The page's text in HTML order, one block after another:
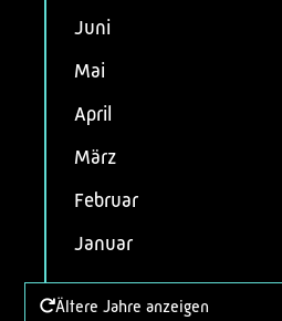
Juni
Mai
April
März
Februar
Januar
Ältere Jahre anzeigen